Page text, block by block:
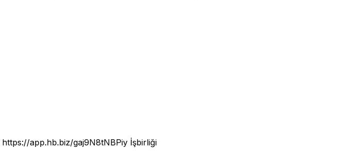
https://app.hb.biz/gaj9N8tNBPiy İşbirliği